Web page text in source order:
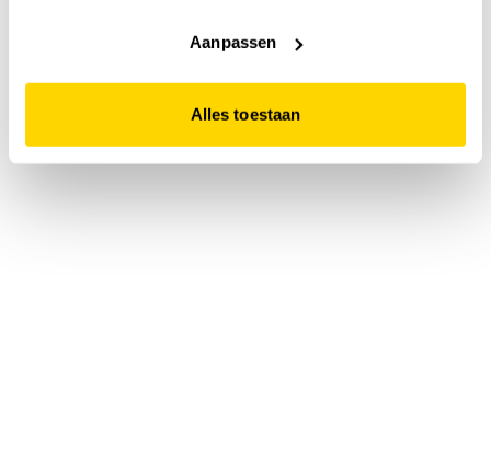
website niet optimaal functioneert.
Aanpassen
Alles toestaan